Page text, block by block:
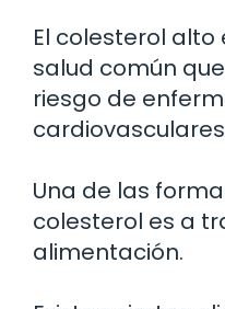
El colesterol
salud común
riesgo de
Una de las
colesterol es a
alimentación.